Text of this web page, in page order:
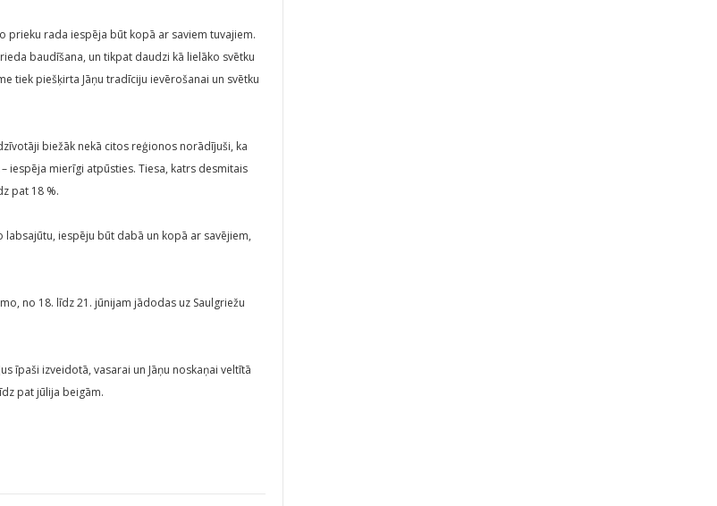
prieku rada iespēja būt kopā ar saviem tuvajiem.
baudīšana, un tikpat daudzi kā lielāko svētku
tiek piešķirta Jāņu tradīciju ievērošanai un svētku
biežāk nekā citos reģionos norādījuši, ka
iespēja mierīgi atpūsties. Tiesa, katrs desmitais
pat 18 %.
iespēju būt dabā un kopā ar savējiem,
no 18. līdz 21. jūnijam jādodas uz Saulgriežu
īpaši izveidotā, vasarai un Jāņu noskaņai veltītā
pat jūlija beigām.